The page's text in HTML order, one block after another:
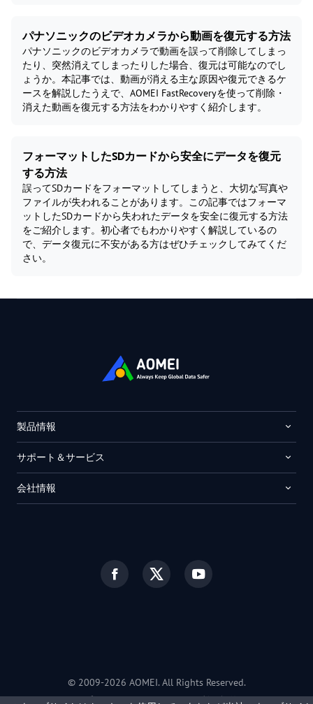
パナソニックのビデオカメラから動画を復元する方法
パナソニックのビデオカメラで動画を誤って削除してしまっ
たり、突然消えてしまったりした場合、復元は可能なのでし
ょうか。本記事では、動画が消える主な原因や復元できるケ
ースを解説したうえで、AOMEI FastRecoveryを使って削除・
消えた動画を復元する方法をわかりやすく紹介します。
フォーマットしたSDカードから安全にデータを復元
する方法
誤ってSDカードをフォーマットしてしまうと、大切な写真や
ファイルが失われることがあります。この記事ではフォーマ
ットしたSDカードから失われたデータを安全に復元する方法
をご紹介します。初心者でもわかりやすく解説しているの
で、データ復元に不安がある方はぜひチェックしてみてくだ
さい。
製品情報
サポート＆サービス
会社情報
© 2009-2026 AOMEI. All Rights Reserved.
プライバシーポリシー
| 利用規約